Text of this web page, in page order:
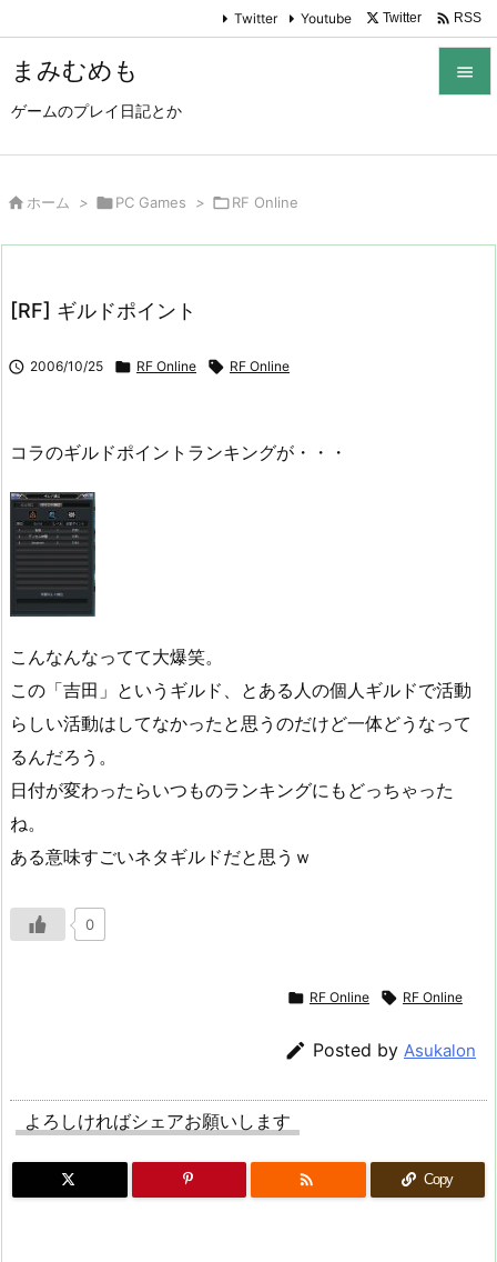
まみむめも
ゲームのプレイ日記とか

Twitter Youtube Twitter  RSS
 ホーム > PC Games > RF Online
[RF] ギルドポイント
 2006/10/25  RF Online  RF Online
コラのギルドポイントランキングが・・・
こんなんなってて大爆笑。
この「吉田」というギルド、とある人の個人ギルドで活動
らしい活動はしてなかったと思うのだけど一体どうなって
るんだろう。
日付が変わったらいつものランキングにもどっちゃった
ね。
ある意味すごいネタギルドだと思うｗ
0
 RF Online  RF Online
 Posted by Asukalon
よろしければシェアお願いします
 Copy